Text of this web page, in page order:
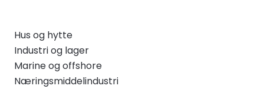
Hus og hytte
Industri og lager
Marine og offshore
Næringsmiddelindustri